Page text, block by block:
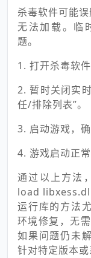
杀毒软件可能
无法加载。临
题。
1. 打开杀毒软
2. 暂时关闭实
任/排除列表”。
3. 启动游戏，
4. 游戏启动正
通过以上方法
load
运行库的方法
环境修复，无
如果问题仍未
针对特定版本或